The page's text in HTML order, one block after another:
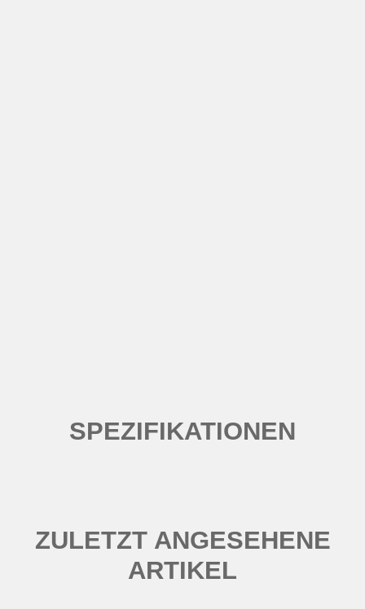
SPEZIFIKATIONEN
ZULETZT ANGESEHENE
ARTIKEL